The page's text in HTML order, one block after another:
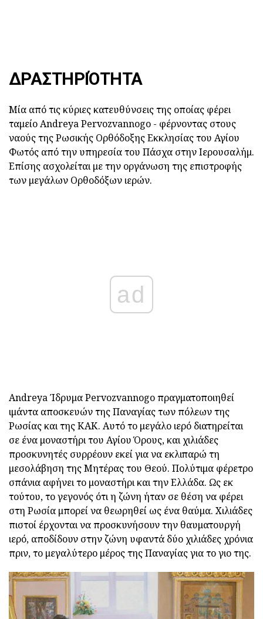
ΔΡΑΣΤΗΡΙΌΤΗΤΑ
Μία από τις κύριες κατευθύνσεις της οποίας φέρει
ταμείο Andreya Pervozvannogo - φέρνοντας στους
ναούς της Ρωσικής Ορθόδοξης Εκκλησίας του Αγίου
Φωτός από την υπηρεσία του Πάσχα στην Ιερουσαλήμ.
Επίσης ασχολείται με την οργάνωση της επιστροφής
των μεγάλων Ορθοδόξων ιερών.
ad
Andreya Ίδρυμα Pervozvannogo πραγματοποιηθεί
ιμάντα αποσκευών της Παναγίας των πόλεων της
Ρωσίας και της ΚΑΚ. Αυτό το μεγάλο ιερό διατηρείται
σε ένα μοναστήρι του Αγίου Όρους, και χιλιάδες
προσκυνητές συρρέουν εκεί για να εκλιπαρώ τη
μεσολάβηση της Μητέρας του Θεού. Πολύτιμα φέρετρο
σπάνια αφήνει το μοναστήρι και την Ελλάδα. Ως εκ
τούτου, το γεγονός ότι η ζώνη ήταν σε θέση να φέρει
στη Ρωσία μπορεί να θεωρηθεί ως ένα θαύμα. Χιλιάδες
πιστοί έρχονται να προσκυνήσουν την θαυματουργή
ιερό, αποδίδουν στην ζώνη υφαντά δύο χιλιάδες χρόνια
πριν, το μεγαλύτερο μέρος της Παναγίας για το γιο της.